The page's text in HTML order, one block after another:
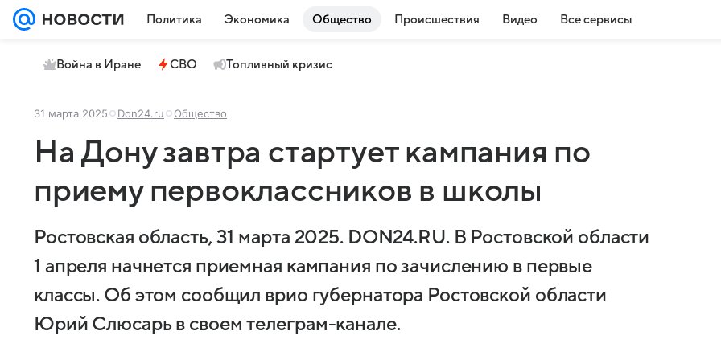
Политика Экономика Общество Происшествия Видео Все сервисы
Война в Иране СВО Топливный кризис
31 марта 2025 Don24.ru Общество
На Дону завтра стартует кампания по
приему первоклассников в школы
Ростовская область, 31 марта 2025. DON24.RU. В Ростовской области
1 апреля начнется приемная кампания по зачислению в первые
классы. Об этом сообщил врио губернатора Ростовской области
Юрий Слюсарь в своем телеграм-канале.